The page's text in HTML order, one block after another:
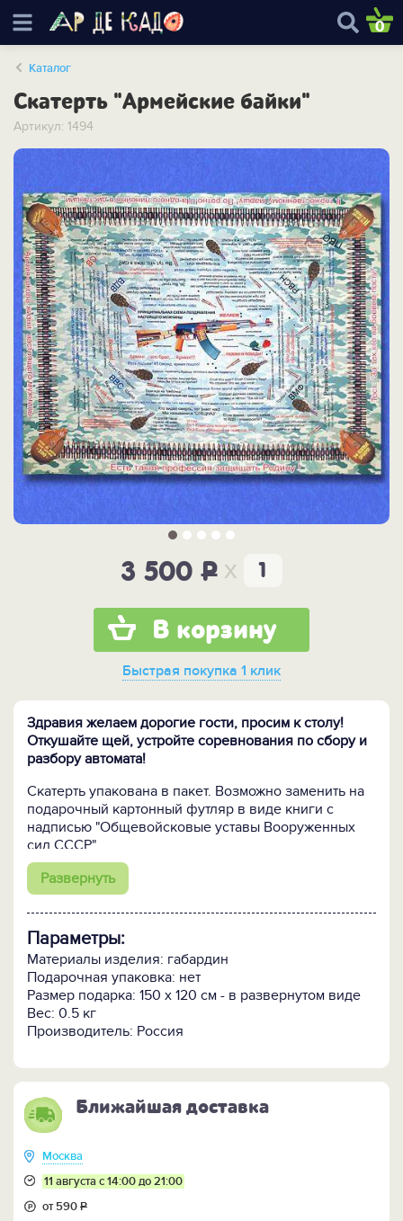
0
Каталог
Скатерть "Армейские байки"
Артикул: 1494
3 500P x
В корзину
Быстрая покупка 1 клик
Здравия желаем дорогие гости, просим к столу!
Откушайте щей, устройте соревнования по сбору и
разбору автомата!
Скатерть упакована в пакет. Возможно заменить на
подарочный картонный футляр в виде книги с
надписью "Общевойсковые уставы Вооруженных
сил СССР"
Развернуть
Параметры:
Материалы изделия: габардин
Подарочная упаковка: нет
Размер подарка: 150 x 120 см - в развернутом виде
Вес: 0.5 кг
Производитель: Россия
Ближайшая доставка
Москва
11 августа с 14:00 до 21:00
от 590Р